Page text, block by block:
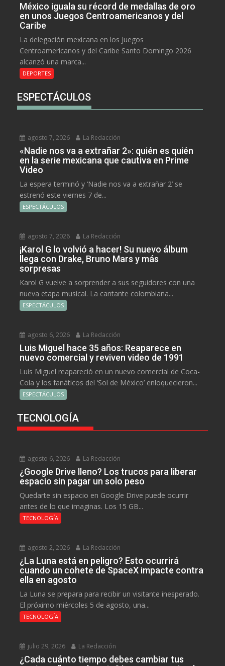
México iguala su récord de medallas de oro
en unos Juegos Centroamericanos y del
Caribe
La delegación mexicana en los Juegos
Centroamericanos y del Caribe Santo Domingo 2026
alcanzó una marca...
DEPORTES
ESPECTÁCULOS
agosto 7, 2026 La Redacción
«Nadie nos va a extrañar 2»: quién es quién
en la serie mexicana que cautiva en Prime
Video
La espera terminó y ‘Nadie nos va a extrañar 2’ se
estrenó este viernes 7 de...
ESPECTÁCULOS
agosto 7, 2026 La Redacción
¡Karol G lo volvió a hacer! Su nuevo álbum
llega con Drake, Bruno Mars y más
sorpresas
Karol G vuelve a sorprender a sus seguidores con una
nueva etapa musical. La cantante colombiana...
ESPECTÁCULOS
agosto 6, 2026 La Redacción
Luis Miguel hace 35 años: Reaparece en
nuevo comercial y reviven video de 1991
Luis Miguel reapareció en un nuevo comercial de Coca-
Cola y los fanáticos del ‘Sol de México’ enloquecieron...
ESPECTÁCULOS
TECNOLOGÍA
agosto 6, 2026 La Redacción
¿Google Drive lleno? Los trucos para liberar
espacio sin pagar un solo peso
Quedarte sin espacio en Google Drive puede ocurrir
antes de lo que imaginas. Los 15 GB...
TECNOLOGÍA
agosto 2, 2026 La Redacción
¿La Luna está en peligro? Esto ocurrirá
cuando un cohete de SpaceX impacte contra
ella en agosto
La Luna se prepara para recibir un visitante inesperado.
El próximo miércoles 5 de agosto, una...
TECNOLOGÍA
julio 29, 2026 La Redacción
¿Cada cuánto tiempo debes cambiar tus